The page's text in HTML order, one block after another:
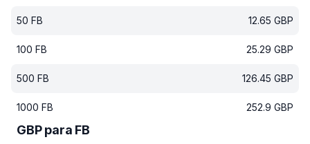
50 FB 12.65 GBP
100 FB 25.29 GBP
500 FB 126.45 GBP
1000 FB 252.9 GBP
GBP para FB